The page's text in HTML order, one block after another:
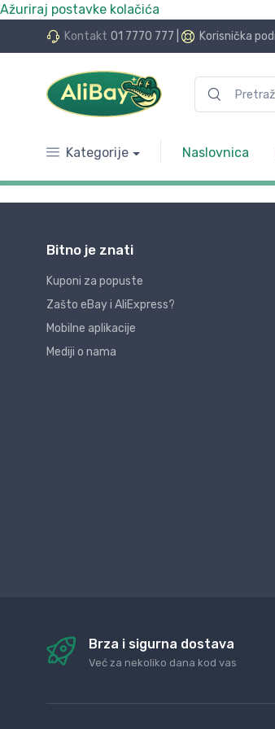
Ažuriraj postavke kolačića
Kontakt 01 7770 777 Korisnička
KeksPay i Aircash metodom!
Kategorije Naslovnica
Bitno je znati
Kuponi za popuste
Zašto eBay i AliExpress?
Mobilne aplikacije
Mediji o nama
Brza i sigurna dostava
Već za nekoliko dana kod vas